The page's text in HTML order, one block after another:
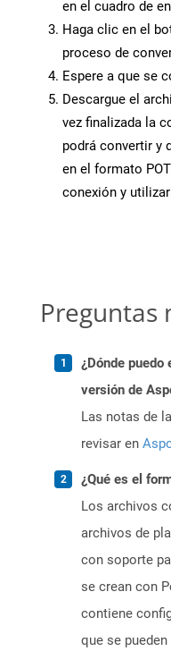
en el cuadro de
Haga clic en el
proceso de
Espere a que se
Descargue el
vez finalizada la
podrá convertir y
en el formato
conexión y
Preguntas
¿Dónde
versión de
Las notas de
revisar en
¿Qué es el
Los archivos
archivos de
con soporte
se crean con
contiene
que se